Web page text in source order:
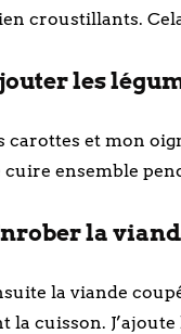
croustillants.
les
carottes et mon
cuire ensemble
la
la viande
la cuisson.